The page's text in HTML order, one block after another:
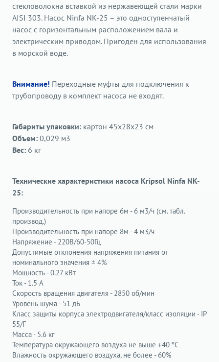
стекловолокна вставкой из нержавеющей стали марки
AISI 303. Насос Ninfa NK-25 – это одноступенчатый
насос с горизонтальным расположением вала и
электрическим приводом. Пригоден для использования
в морской воде.
Внимание! Переходные муфты для подключения к
трубопроводу в комплект насоса не входят.
Габариты упаковки: картон 45х28х23 cм
Объем: 0,029 м3
Вес: 6 кг
Технические характеристики насоса Kripsol Ninfa NK-
25:
Производительность при напоре 6м - 6 м3/ч (см. табл.
производ.)
Производительность при напоре 8м - 4 м3/ч
Напряжение - 220В/60-50Гц
Допустимые отклонения напряжения питания от
номинального значения ± 4%
Мощность - 0.27 кВт
Ток - 1.5 А
Скорость вращения двигателя - 2850 об/мин
Уровень шума - 51 дБ
Класс защиты корпуса электродвигателя/класс изоляции - IP
55/F
Масса - 5.6 кг
Температура окружающего воздуха не выше +40 ºС
Влажность окружающего воздуха, не более - 60%